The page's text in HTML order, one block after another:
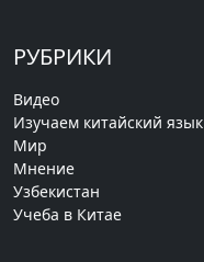
РУБРИКИ
Видео
Изучаем китайский язык
Мир
Мнение
Узбекистан
Учеба в Китае